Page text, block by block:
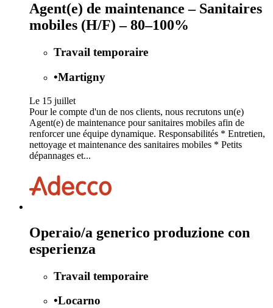
Agent(e) de maintenance – Sanitaires
mobiles (H/F) – 80–100%
Travail temporaire
•Martigny
Le 15 juillet
Pour le compte d'un de nos clients, nous recrutons un(e)
Agent(e) de maintenance pour sanitaires mobiles afin de
renforcer une équipe dynamique. Responsabilités * Entretien,
nettoyage et maintenance des sanitaires mobiles * Petits
dépannages et...
Operaio/a generico produzione con
esperienza
Travail temporaire
•Locarno